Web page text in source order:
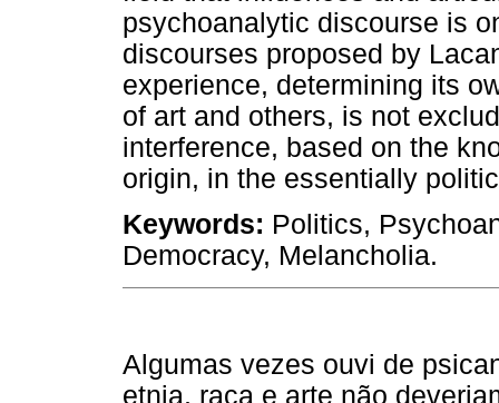
psychoanalytic discourse is
discourses proposed by
experience, determining its
of art and others, is not
interference, based on the
origin, in the essentially
Keywords: Politics,
Democracy, Melancholia.
Algumas vezes ouvi de
etnia, raça e arte não